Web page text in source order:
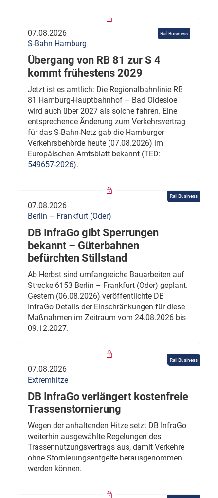
Rail Business
07.08.2026
S-Bahn Hamburg
Übergang von RB 81 zur S 4
kommt frühestens 2029
Jetzt ist es amtlich: Die Regionalbahnlinie RB
81 Hamburg-Hauptbahnhof – Bad Oldesloe
wird auch über 2027 als solche fahren. Eine
entsprechende Änderung zum Verkehrsvertrag
für das S-Bahn-Netz gab die Hamburger
Verkehrsbehörde heute (07.08.2026) im
Europäischen Amtsblatt bekannt (TED:
549657-2026).
Rail Business
07.08.2026
Berlin – Frankfurt (Oder)
DB InfraGo gibt Sperrungen
bekannt – Güterbahnen
befürchten Stillstand
Ab Herbst sind umfangreiche Bauarbeiten auf
Strecke 6153 Berlin – Frankfurt (Oder) geplant.
Gestern (06.08.2026) veröffentlichte DB
InfraGo Details der Einschränkungen für diese
Maßnahmen im Zeitraum vom 24.08.2026 bis
09.12.2027.
Rail Business
07.08.2026
Extremhitze
DB InfraGo verlängert kostenfreie
Trassenstornierung
Wegen der anhaltenden Hitze setzt DB InfraGo
weiterhin ausgewählte Regelungen des
Trassennutzungsvertrags aus, damit Verkehre
ohne Stornierungsentgelte herausgenommen
werden können.